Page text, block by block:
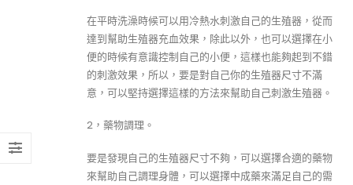
在平時洗澡時候可以用冷熱水刺激自己的生殖器，從而
達到幫助生殖器充血效果，除此以外，也可以選擇在小
便的時候有意識控制自己的小便，這樣也能夠起到不錯
的刺激效果，所以，要是對自己你的生殖器尺寸不滿
意，可以堅持選擇這樣的方法來幫助自己刺激生殖器。
2，藥物調理。
要是發現自己的生殖器尺寸不夠，可以選擇合適的藥物
來幫助自己調理身體，可以選擇中成藥來滿足自己的需